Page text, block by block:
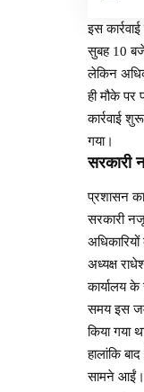
इस
सुबह 10 बजे
लेकिन
ही मौके पर
कार्रवाई
गया।
सरकारी
प्रशासन का
सरकारी
अध्यक्ष
कार्यालय
समय इस
किया गया
हालांकि
सामने आईं।